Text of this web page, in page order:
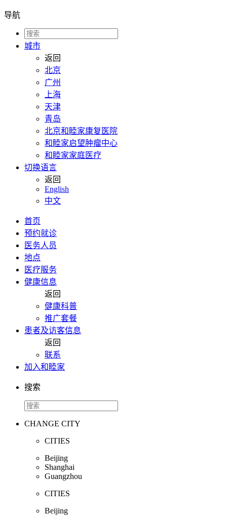
导航
城市
返回
北京
广州
上海
天津
青岛
北京和睦家康复医院
和睦家启望肿瘤中心
和睦家家庭医疗
切换语言
返回
English
中文
首页
预约就诊
医务人员
地点
医疗服务
健康信息
返回
健康科普
推广套餐
患者及访客信息
返回
联系
加入和睦家
搜索
CHANGE CITY
CITIES
Beijing
Shanghai
Guangzhou
CITIES
Beijing